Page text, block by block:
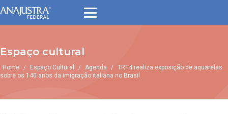
Espaço cultural
Home / Espaço Cultural / Agenda / TRT4 realiza exposição de aquarelas
sobre os 140 anos da imigração italiana no Brasil